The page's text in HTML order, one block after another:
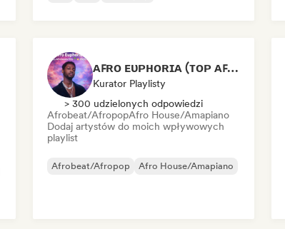
ᴀꜰʀᴏ ᴇᴜᴘʜᴏʀɪᴀ (ᴛᴏᴘ ᴀꜰʀᴏʙᴇᴀᴛꜱ ʜɪᴛꜱ 🌴🔥 2026 )
Kurator Playlisty
> 300 udzielonych odpowiedzi
Afrobeat/AfropopAfro House/Amapiano
Dodaj artystów do moich wpływowych
playlist
Afrobeat/Afropop Afro House/Amapiano